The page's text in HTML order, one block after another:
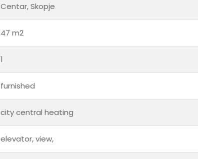
Centar, Skopje
47 m2
1
furnished
city central heating
elevator, view,